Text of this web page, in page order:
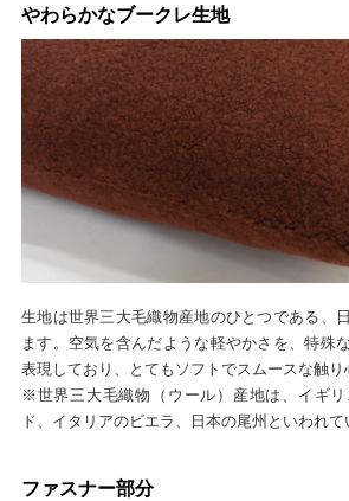
やわらかなブークレ生地
生地は世界三大毛織物産地のひとつである、
ます。空気を含んだような軽やかさを、特殊
表現しており、とてもソフトでスムースな触り
※世界三大毛織物（ウール）産地は、イギ
ド、イタリアのビエラ、日本の尾州といわれて
ファスナー部分